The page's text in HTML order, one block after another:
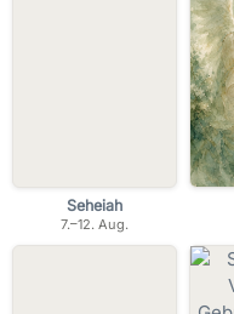
Seheiah
7.–12. Aug.